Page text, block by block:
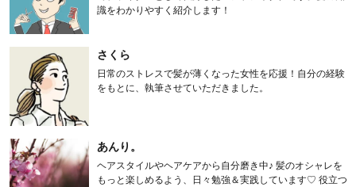
識をわかりやすく紹介します！
さくら
日常のストレスで髪が薄くなった女性を応援！自分の経験
をもとに、執筆させていただきました。
あんり。
ヘアスタイルやヘアケアから自分磨き中♪ 髪のオシャレを
もっと楽しめるよう、日々勉強＆実践しています♡ 役立つ